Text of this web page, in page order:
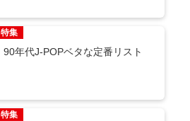
特集
90年代J-POPベタな定番リスト
特集